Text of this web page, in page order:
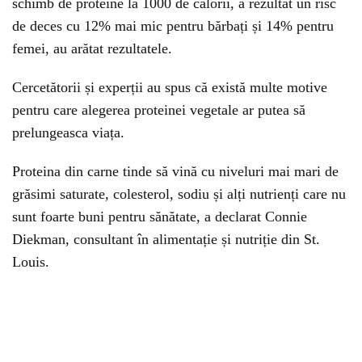
schimb de proteine la 1000 de calorii, a rezultat un risc
de deces cu 12% mai mic pentru bărbați și 14% pentru
femei, au arătat rezultatele.
Cercetătorii și experții au spus că există multe motive
pentru care alegerea proteinei vegetale ar putea să
prelungeasca viața.
Proteina din carne tinde să vină cu niveluri mai mari de
grăsimi saturate, colesterol, sodiu și alți nutrienți care nu
sunt foarte buni pentru sănătate, a declarat Connie
Diekman, consultant în alimentație și nutriție din St.
Louis.